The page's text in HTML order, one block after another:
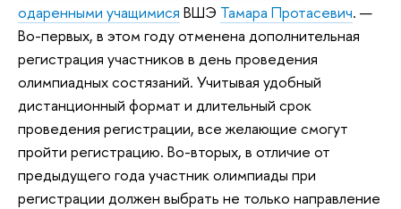
одаренными учащимися ВШЭ Тамара Протасевич. —
Во-первых, в этом году отменена дополнительная
регистрация участников в день проведения
олимпиадных состязаний. Учитывая удобный
дистанционный формат и длительный срок
проведения регистрации, все желающие смогут
пройти регистрацию. Во-вторых, в отличие от
предыдущего года участник олимпиады при
регистрации должен выбрать не только направление